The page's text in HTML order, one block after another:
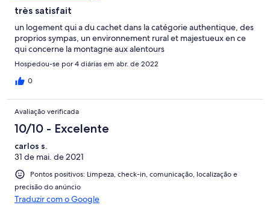
très satisfait
un logement qui a du cachet dans la catégorie authentique, des
proprios sympas, un environnement rural et majestueux en ce
qui concerne la montagne aux alentours
Hospedou-se por 4 diárias em abr. de 2022
0
Avaliação verificada
10/10 - Excelente
carlos s.
31 de mai. de 2021
Pontos positivos: Limpeza, check-in, comunicação, localização e
precisão do anúncio
Traduzir com o Google